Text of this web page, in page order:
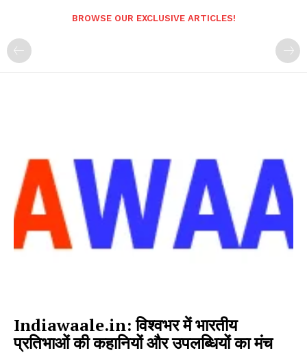
BROWSE OUR EXCLUSIVE ARTICLES!
Indiawaale.in: विश्वभर में भारतीय
प्रतिभाओं की कहानियों और उपलब्धियों का मंच